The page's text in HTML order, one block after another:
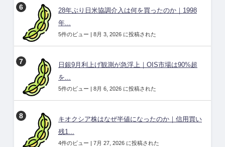
28年ぶり日米協調介入は何を買ったのか｜1998
年...
5件のビュー | 8月 3, 2026 に投稿された
日銀9月利上げ観測が急浮上｜OIS市場は90%超
を...
5件のビュー | 8月 6, 2026 に投稿された
キオクシア株はなぜ半値になったのか｜信用買い
残1...
4件のビュー | 7月 27, 2026 に投稿された